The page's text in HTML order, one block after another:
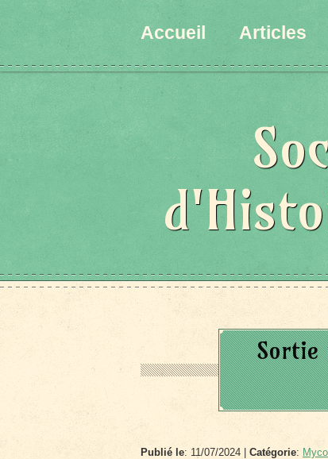
Accueil Articles
Sortie
Publié le: 11/07/2024 | Catégorie: